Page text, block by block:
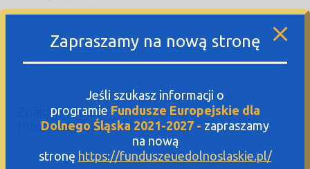
Znajdź Punkt
Informacyjny
Zapraszamy na nową stronę
Jeśli szukasz informacji o
programie Fundusze Europejskie dla
Dolnego Śląska 2021-2027 - zapraszamy
na nową
stronę https://funduszeuedolnoslaskie.pl/